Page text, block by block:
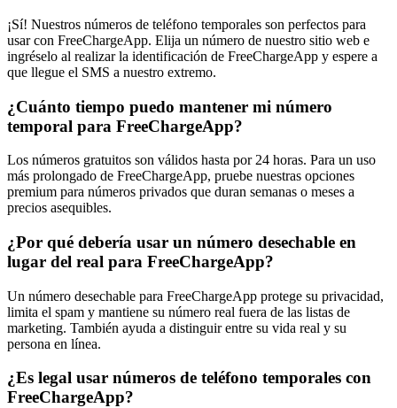
¡Sí! Nuestros números de teléfono temporales son perfectos para
usar con FreeChargeApp. Elija un número de nuestro sitio web e
ingréselo al realizar la identificación de FreeChargeApp y espere a
que llegue el SMS a nuestro extremo.
¿Cuánto tiempo puedo mantener mi número
temporal para FreeChargeApp?
Los números gratuitos son válidos hasta por 24 horas. Para un uso
más prolongado de FreeChargeApp, pruebe nuestras opciones
premium para números privados que duran semanas o meses a
precios asequibles.
¿Por qué debería usar un número desechable en
lugar del real para FreeChargeApp?
Un número desechable para FreeChargeApp protege su privacidad,
limita el spam y mantiene su número real fuera de las listas de
marketing. También ayuda a distinguir entre su vida real y su
persona en línea.
¿Es legal usar números de teléfono temporales con
FreeChargeApp?